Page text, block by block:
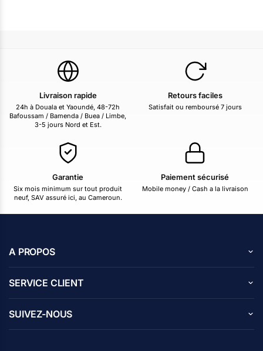
Livraison rapide
24h à Douala et Yaoundé, 48-72h
Bafoussam / Bamenda / Buea / Limbe,
3-5 jours Nord et Est.
Retours faciles
Satisfait ou remboursé 7 jours
Garantie
Six mois minimum sur tout produit
neuf, SAV assuré ici, au Cameroun.
Paiement sécurisé
Mobile money / Cash a la livraison
A PROPOS
Carrières
Contactez nous
SERVICE CLIENT
Blog
SUIVEZ-NOUS